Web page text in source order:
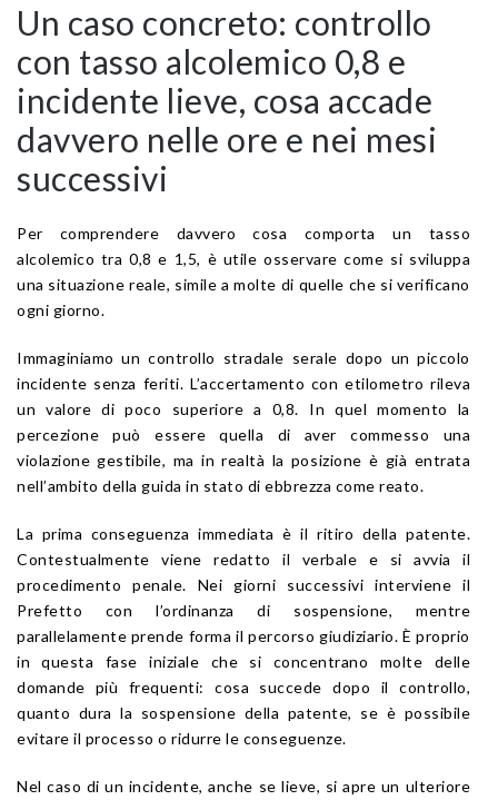
Un caso concreto: controllo
con tasso alcolemico 0,8 e
incidente lieve, cosa accade
davvero nelle ore e nei mesi
successivi
Per comprendere davvero cosa comporta un tasso
alcolemico tra 0,8 e 1,5, è utile osservare come si sviluppa
una situazione reale, simile a molte di quelle che si verificano
ogni giorno.
Immaginiamo un controllo stradale serale dopo un piccolo
incidente senza feriti. L’accertamento con etilometro rileva
un valore di poco superiore a 0,8. In quel momento la
percezione può essere quella di aver commesso una
violazione gestibile, ma in realtà la posizione è già entrata
nell’ambito della guida in stato di ebbrezza come reato.
La prima conseguenza immediata è il ritiro della patente.
Contestualmente viene redatto il verbale e si avvia il
procedimento penale. Nei giorni successivi interviene il
Prefetto con l’ordinanza di sospensione, mentre
parallelamente prende forma il percorso giudiziario. È proprio
in questa fase iniziale che si concentrano molte delle
domande più frequenti: cosa succede dopo il controllo,
quanto dura la sospensione della patente, se è possibile
evitare il processo o ridurre le conseguenze.
Nel caso di un incidente, anche se lieve, si apre un ulteriore